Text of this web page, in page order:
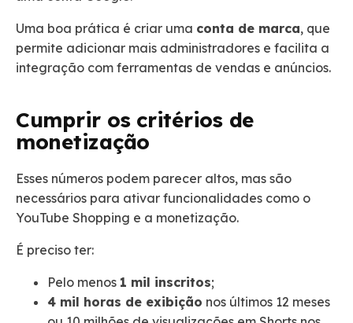
Uma boa prática é criar uma conta de marca, que
permite adicionar mais administradores e facilita a
integração com ferramentas de vendas e anúncios.
Cumprir os critérios de
monetização
Esses números podem parecer altos, mas são
necessários para ativar funcionalidades como o
YouTube Shopping e a monetização.
É preciso ter:
Pelo menos 1 mil inscritos;
4 mil horas de exibição nos últimos 12 meses